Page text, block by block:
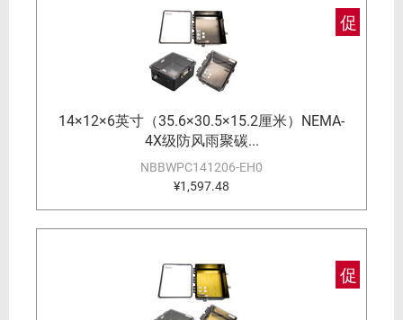
促
14×12×6英寸（35.6×30.5×15.2厘米）NEMA-
4X级防风雨聚碳...
NBBWPC141206-EH0
¥1,597.48
促